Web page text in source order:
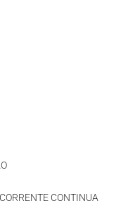
CONTINUA